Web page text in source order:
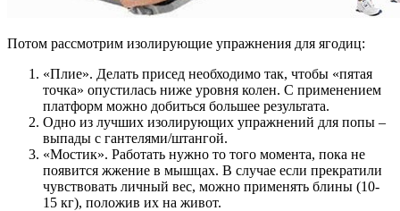
Потом рассмотрим изолирующие упражнения для ягодиц:
«Плие». Делать присед необходимо так, чтобы «пятая
точка» опустилась ниже уровня колен. С применением
платформ можно добиться большее результата.
Одно из лучших изолирующих упражнений для попы –
выпады с гантелями/штангой.
«Мостик». Работать нужно то того момента, пока не
появится жжение в мышцах. В случае если прекратили
чувствовать личный вес, можно применять блины (10-
15 кг), положив их на живот.